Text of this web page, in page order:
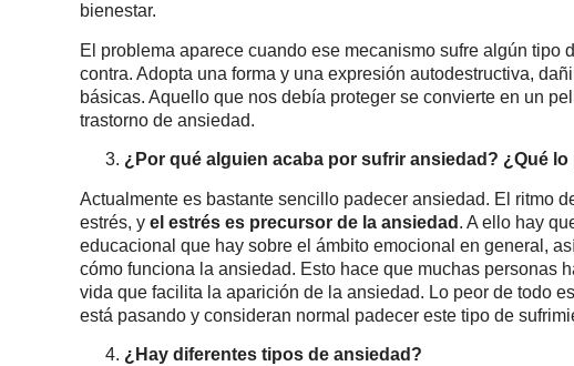
bienestar.
El problema aparece cuando ese mecanismo sufre algún tipo
contra. Adopta una forma y una expresión autodestructiva,
básicas. Aquello que nos debía proteger se convierte en un
trastorno de ansiedad.
¿Por qué alguien acaba por sufrir ansiedad? ¿Qué
Actualmente es bastante sencillo padecer ansiedad. El ritmo
estrés, y el estrés es precursor de la ansiedad . A ello hay
educacional que hay sobre el ámbito emocional en general,
cómo funciona la ansiedad. Esto hace que muchas personas
vida que facilita la aparición de la ansiedad. Lo peor de todo
está pasando y consideran normal padecer este tipo de
¿Hay diferentes tipos de ansiedad?